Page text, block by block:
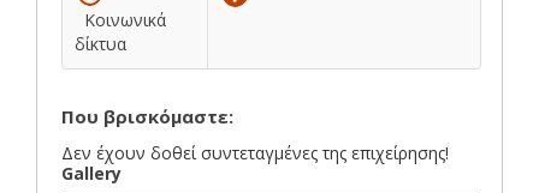
Κοινωνικά
δίκτυα
Που βρισκόμαστε:
Δεν έχουν δοθεί συντεταγμένες της επιχείρησης!
Gallery